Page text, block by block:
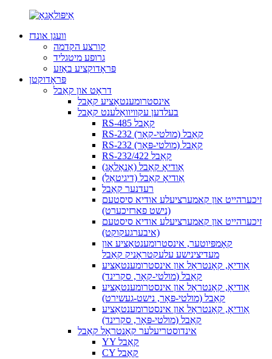
וועגן אונדז
קורצע הקדמה
גרופע מיטגליד
פּראָדוקציע באַזע
פּראָדוקטן
דראָט און קאַבל
אינסטרומענטאַציע קאַבל
בעלדען עקוויוואַלענט קאַבל
RS-485 קאַבל
RS-232 קאַבל (מולטי-קאָר)
RS-232 קאַבל (מולטי-פּאָר)
RS-232/422 קאַבל
אַודיאָ קאַבל (אַנאַלאָג)
אַודיאָ קאַבל (דיגיטאַל)
רעדנער קאַבל
זיכערהייט און קאמערציעלע אודיא סיסטעם
(נישט פארזיכערט)
זיכערהייט און קאמערציעלע אודיא סיסטעם
(איבערגעקוקט)
קאָמפּיוטער, אינסטרומענטאַציע און
מעדיצינישע עלעקטראָניק קאַבל
אַודיאָ, קאָנטראָל און אינסטרומענטאַציע
קאַבל (מולטי-קאָר, סקרינד)
אַודיאָ, קאָנטראָל און אינסטרומענטאַציע
קאַבל (מולטי-פּאָר, נישט-געשירט)
אַודיאָ, קאָנטראָל און אינסטרומענטאַציע
קאַבל (מולטי-פּאָר, סקרינד)
אינדוסטריעלער קאָנטראָל קאַבל
YY קאַבל
CY קאַבל